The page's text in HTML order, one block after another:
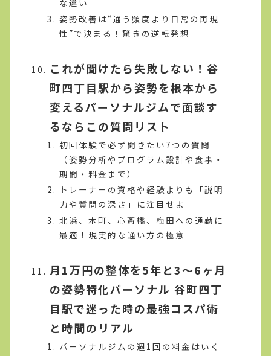
な違い
姿勢改善は“通う頻度より日常の再現
性”で決まる！驚きの逆転発想
これが聞けたら失敗しない！谷
町四丁目駅から姿勢を根本から
変えるパーソナルジムで面談す
るならこの質問リスト
初回体験で必ず聞きたい7つの質問
（姿勢分析やプログラム設計や食事・
期間・料金まで）
トレーナーの資格や経験よりも「説明
力や質問の深さ」に注目せよ
北浜、本町、心斎橋、梅田への通勤に
最適！現実的な通い方の極意
月1万円の整体を5年と3～6ヶ月
の姿勢特化パーソナル 谷町四丁
目駅で迷った時の最強コスパ術
と時間のリアル
パーソナルジムの週1回の料金はいく